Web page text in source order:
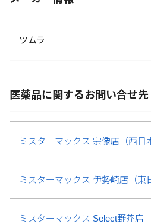
ツムラ
医薬品に関するお問い合せ先
ミスターマックス 宗像店（西日
ミスターマックス 伊勢崎店（東
ミスターマックス Select野芥店